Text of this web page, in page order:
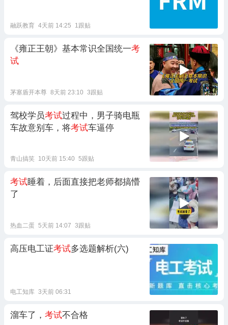
融跃教育 4天前 14:25 1跟贴
《雍正王朝》基本常识全国统一考
试
茅塞盾开本尊 8天前 23:10 3跟贴
驾校学员考试过程中，男子骑电瓶
车故意别车，将考试车逼停
青山搞笑 10天前 15:40 5跟贴
考试睡着，后面直接把老师都搞懵
了
热血二蛋 5天前 14:07 3跟贴
高压电工证考试多选题解析(六)
电工知库 3天前 06:31
溜车了， 考试不合格